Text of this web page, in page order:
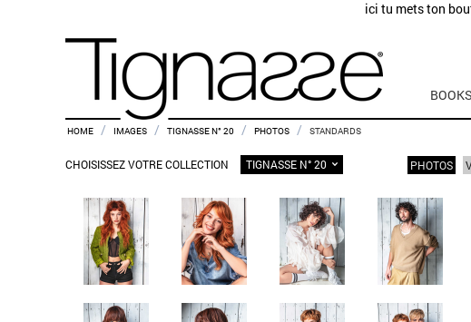
ici tu mets ton
BOOKS
HOME / IMAGES / TIGNASSE N° 20 / PHOTOS / STANDARDS
CHOISISSEZ VOTRE COLLECTION TIGNASSE N° 20 PHOTOS